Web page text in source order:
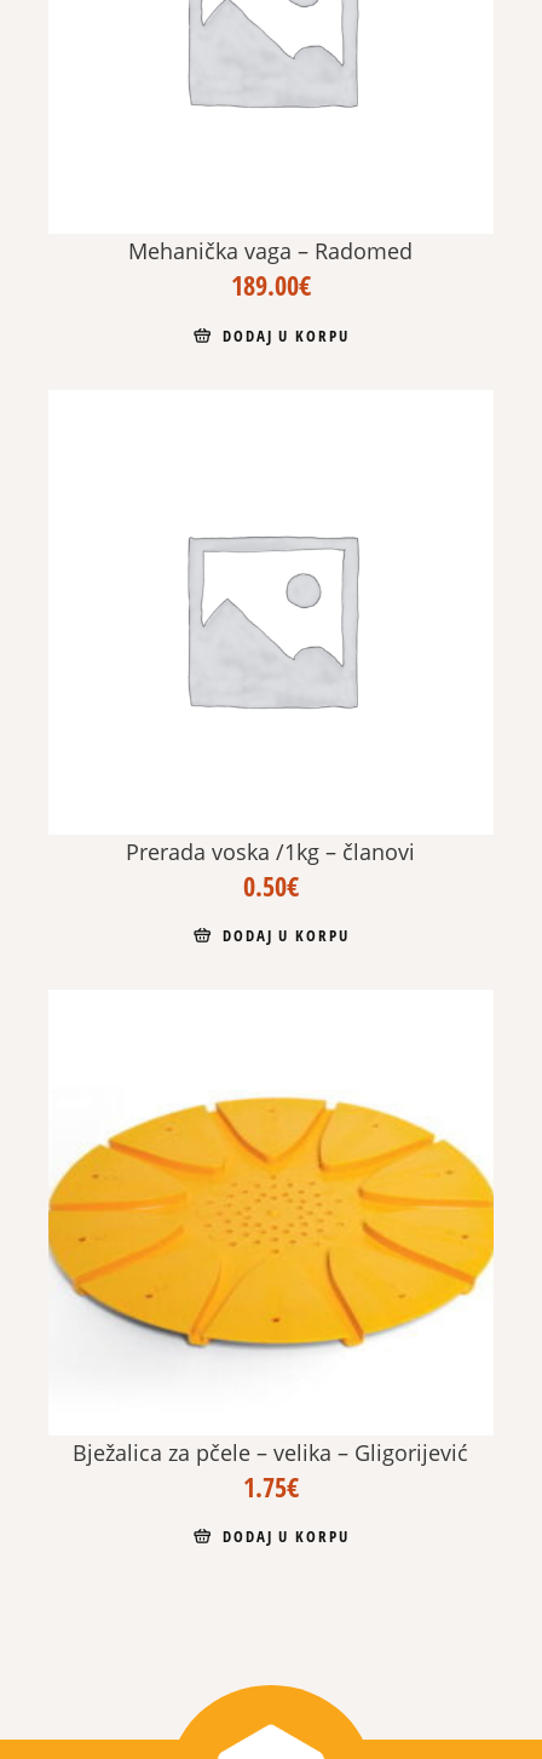
Mehanička vaga – Radomed
189.00€
DODAJ U KORPU
Prerada voska /1kg – članovi
0.50€
DODAJ U KORPU
Bježalica za pčele – velika – Gligorijević
1.75€
DODAJ U KORPU